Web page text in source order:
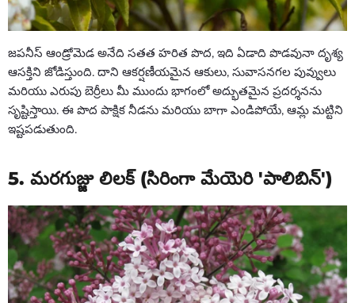
జపనీస్ ఆండ్రోమెడ అనేది సతత హరిత పొద, ఇది ఏడాది పొడవునా దృశ్య
ఆసక్తిని జోడిస్తుంది. దాని ఆకర్షణీయమైన ఆకులు, సువాసనగల పువ్వులు
మరియు ఎరుపు బెర్రీలు మీ ముందు భాగంలో అద్భుతమైన ప్రదర్శనను
సృష్టిస్తాయి. ఈ పొద పాక్షిక నీడను మరియు బాగా ఎండిపోయే, ఆమ్ల మట్టిని
ఇష్టపడుతుంది.
5. మరగుజ్జు లిలక్ (సిరింగా మేయెరి 'పాలిబిన్')